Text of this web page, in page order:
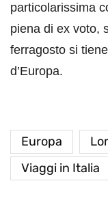
particolarissima
piena di ex voto,
ferragosto si
d’Europa.
Europa
Viaggi in Italia